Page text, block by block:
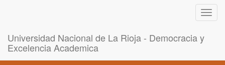
Universidad Nacional de La Rioja - Democracia y
Excelencia Academica